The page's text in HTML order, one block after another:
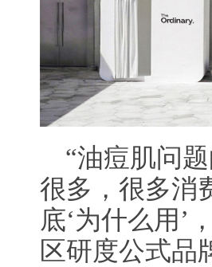
“油痘肌问
很多，很多消
底‘为什么用’
区研度公式品